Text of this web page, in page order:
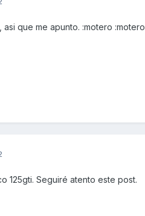
que me apunto. :motero :motero
125gti. Seguiré atento este post.